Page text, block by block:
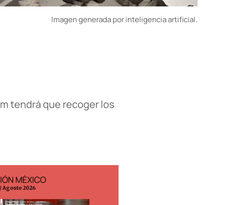
Imagen generada por inteligencia artificial.
tendrá que recoger los
MÉXICO
Agosto 2026